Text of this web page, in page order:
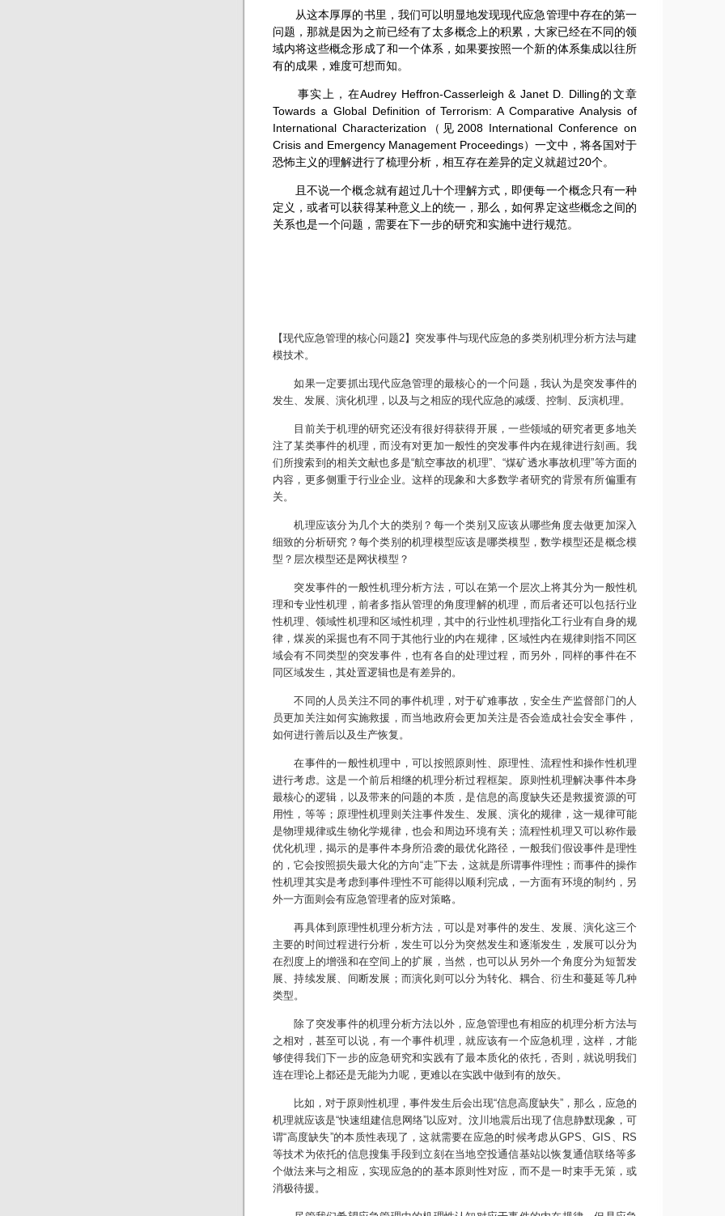
从这本厚厚的书里，我们可以明显地发现现代应急管理中存在的第一
问题，那就是因为之前已经有了太多概念上的积累，大家已经在不同的领
域内将这些概念形成了和一个体系，如果要按照一个新的体系集成以往所
有的成果，难度可想而知。
事实上，在Audrey Heffron-Casserleigh & Janet D. Dilling的文章
Towards a Global Definition of Terrorism: A Comparative Analysis of
International Characterization（见2008 International Conference on
Crisis and Emergency Management Proceedings）一文中，将各国对于
恐怖主义的理解进行了梳理分析，相互存在差异的定义就超过20个。
且不说一个概念就有超过几十个理解方式，即便每一个概念只有一种
定义，或者可以获得某种意义上的统一，那么，如何界定这些概念之间的
关系也是一个问题，需要在下一步的研究和实施中进行规范。
【现代应急管理的核心问题2】 突发事件与现代应急的多类别机理分析方法与建
模技术。
如果一定要抓出现代应急管理的最核心的一个问题，我认为是突发事件的
发生、发展、演化机理，以及与之相应的现代应急的减缓、控制、反演机理。
目前关于机理的研究还没有很好得获得开展，一些领域的研究者更多地关
注了某类事件的机理，而没有对更加一般性的突发事件内在规律进行刻画。我
们所搜索到的相关文献也多是“航空事故的机理”、“煤矿透水事故机理”等方面的
内容，更多侧重于行业企业。这样的现象和大多数学者研究的背景有所偏重有
关。
机理应该分为几个大的类别？每一个类别又应该从哪些角度去做更加深入
细致的分析研究？每个类别的机理模型应该是哪类模型，数学模型还是概念模
型？层次模型还是网状模型？
突发事件的一般性机理分析方法，可以在第一个层次上将其分为一般性机
理和专业性机理，前者多指从管理的角度理解的机理，而后者还可以包括行业
性机理、领域性机理和区域性机理，其中的行业性机理指化工行业有自身的规
律，煤炭的采掘也有不同于其他行业的内在规律，区域性内在规律则指不同区
域会有不同类型的突发事件，也有各自的处理过程，而另外，同样的事件在不
同区域发生，其处置逻辑也是有差异的。
不同的人员关注不同的事件机理，对于矿难事故，安全生产监督部门的人
员更加关注如何实施救援，而当地政府会更加关注是否会造成社会安全事件，
如何进行善后以及生产恢复。
在事件的一般性机理中，可以按照原则性、原理性、流程性和操作性机理
进行考虑。这是一个前后相继的机理分析过程框架。原则性机理解决事件本身
最核心的逻辑，以及带来的问题的本质，是信息的高度缺失还是救援资源的可
用性，等等；原理性机理则关注事件发生、发展、演化的规律，这一规律可能
是物理规律或生物化学规律，也会和周边环境有关；流程性机理又可以称作最
优化机理，揭示的是事件本身所沿袭的最优化路径，一般我们假设事件是理性
的，它会按照损失最大化的方向“走”下去，这就是所谓事件理性；而事件的操作
性机理其实是考虑到事件理性不可能得以顺利完成，一方面有环境的制约，另
外一方面则会有应急管理者的应对策略。
再具体到原理性机理分析方法，可以是对事件的发生、发展、演化这三个
主要的时间过程进行分析，发生可以分为突然发生和逐渐发生，发展可以分为
在烈度上的增强和在空间上的扩展，当然，也可以从另外一个角度分为短暂发
展、持续发展、间断发展；而演化则可以分为转化、耦合、衍生和蔓延等几种
类型。
除了突发事件的机理分析方法以外，应急管理也有相应的机理分析方法与
之相对，甚至可以说，有一个事件机理，就应该有一个应急机理，这样，才能
够使得我们下一步的应急研究和实践有了最本质化的依托，否则，就说明我们
连在理论上都还是无能为力呢，更难以在实践中做到有的放矢。
比如，对于原则性机理，事件发生后会出现“信息高度缺失”，那么，应急的
机理就应该是“快速组建信息网络”以应对。汶川地震后出现了信息静默现象，可
谓“高度缺失”的本质性表现了，这就需要在应急的时候考虑从GPS、GIS、RS
等技术为依托的信息搜集手段到立刻在当地空投通信基站以恢复通信联络等多
个做法来与之相应，实现应急的的基本原则性对应，而不是一时束手无策，或
消极待援。